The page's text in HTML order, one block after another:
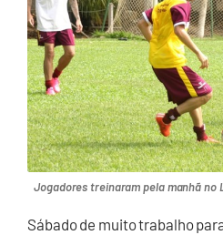
Jogadores treinaram pela manhã no
Sábado de muito trabalho